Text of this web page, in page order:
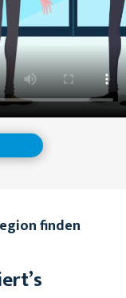
finden